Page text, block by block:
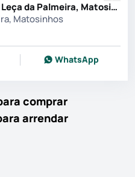
Escritório em Matosinhos e Leça da Palmeira, Matosinhos
Matosinhos
WhatsApp
comprar
arrendar